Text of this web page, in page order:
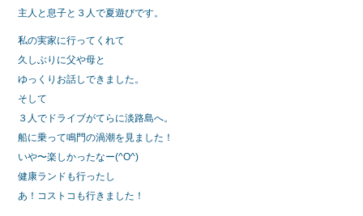
主人と息子と３人で夏遊びです。
私の実家に行ってくれて
久しぶりに父や母と
ゆっくりお話しできました。
そして
３人でドライブがてらに淡路島へ。
船に乗って鳴門の渦潮を見ました！
いや〜楽しかったなー(^O^)
健康ランドも行ったし
あ！コストコも行きました！